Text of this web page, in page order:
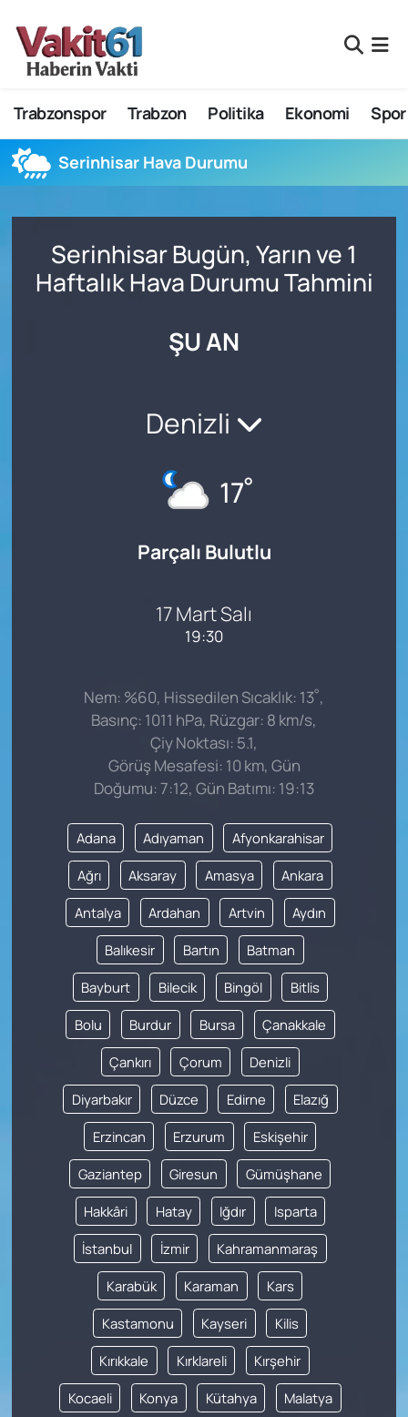
Trabzonspor Trabzon Politika Ekonomi Spor
Serinhisar Hava Durumu
Serinhisar Bugün, Yarın ve 1
Haftalık Hava Durumu Tahmini
ŞU AN
Denizli
17°
Parçalı Bulutlu
17 Mart Salı
19:30
Nem: %60, Hissedilen Sıcaklık: 13°,
Basınç: 1011 hPa, Rüzgar: 8 km/s,
Çiy Noktası: 5.1,
Görüş Mesafesi: 10 km, Gün
Doğumu: 7:12, Gün Batımı: 19:13
Adana Adıyaman Afyonkarahisar
Ağrı Aksaray Amasya Ankara
Antalya Ardahan Artvin Aydın
Balıkesir Bartın Batman
Bayburt Bilecik Bingöl Bitlis
Bolu Burdur Bursa Çanakkale
Çankırı Çorum Denizli
Diyarbakır Düzce Edirne Elazığ
Erzincan Erzurum Eskişehir
Gaziantep Giresun Gümüşhane
Hakkâri Hatay Iğdır Isparta
İstanbul İzmir Kahramanmaraş
Karabük Karaman Kars
Kastamonu Kayseri Kilis
Kırıkkale Kırklareli Kırşehir
Kocaeli Konya Kütahya Malatya
Nöbetçi Eczaneler
Hava Durumu
Namaz Vakitleri
Süper Lig Puan Durumu ve Fikstür
Son Dakika Haberleri